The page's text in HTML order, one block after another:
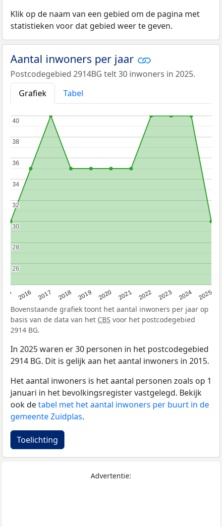
Klik op de naam van een gebied om de pagina met
statistieken voor dat gebied weer te geven.
Aantal inwoners per jaar
Postcodegebied 2914BG telt 30 inwoners in 2025.
Grafiek
Tabel
2016 2017 2018 2019 2020 2021 2022 2023 2024 2025
26
26
28
28
30
30
32
32
34
34
36
36
38
38
40
40
Bovenstaande grafiek toont het aantal inwoners per jaar op
basis van de data van het CBS voor het postcodegebied
2914 BG.
In 2025 waren er 30 personen in het postcodegebied
2914 BG. Dit is gelijk aan het aantal inwoners in 2015.
Het aantal inwoners is het aantal personen zoals op 1
januari in het bevolkingsregister vastgelegd. Bekijk
ook detabel met het aantal inwoners per buurt in de
gemeente Zuidplas.
Toelichting
Advertentie: